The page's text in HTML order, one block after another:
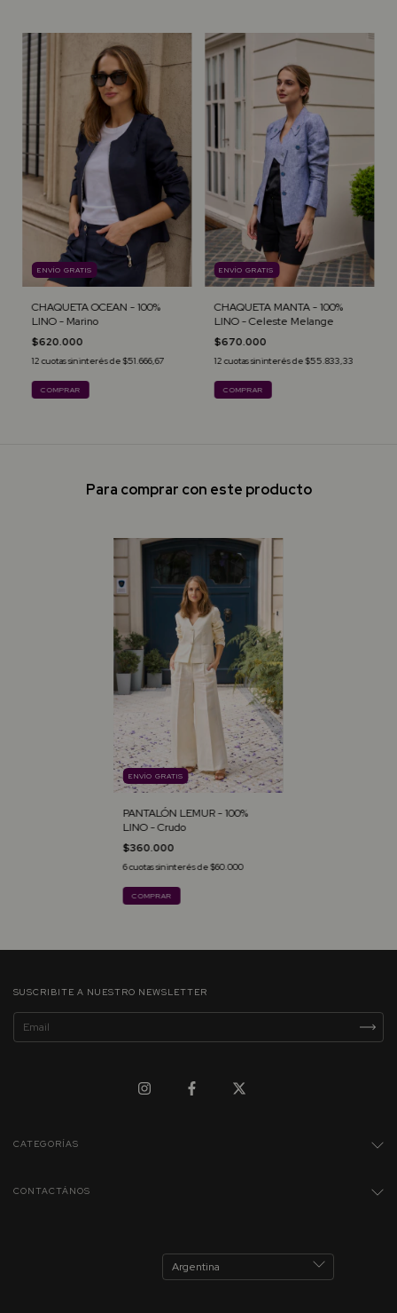
ENVÍO GRATIS
CHAQUETA OCEAN - 100%
LINO - Marino
$620.000
12 cuotas sin interés de$51.666,67
COMPRAR
ENVÍO GRATIS
CHAQUETA MANTA - 100%
LINO - Celeste Melange
$670.000
12cuotas sin interés de$55.833,33
COMPRAR
Para comprar con este producto
ENVÍO GRATIS
PANTALÓN LEMUR - 100%
LINO - Crudo
$360.000
6cuotas sin interés de$60.000
COMPRAR
SUSCRIBITE A NUESTRO NEWSLETTER
CATEGORÍAS
CONTACTÁNOS